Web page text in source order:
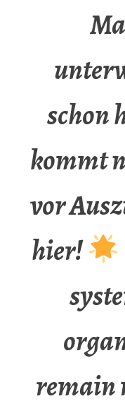
schon
kommt
vor
hier!
remain